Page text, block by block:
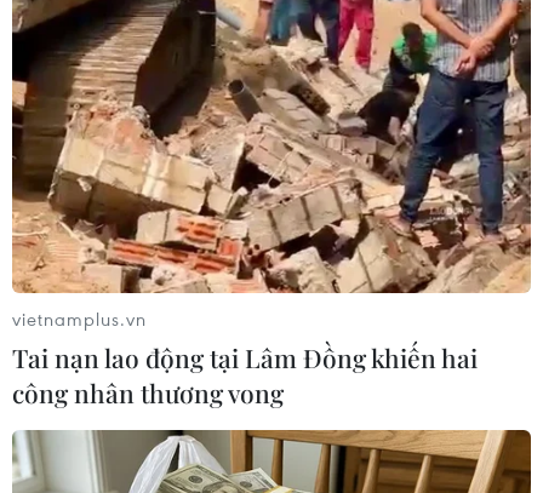
TIN LIÊN QUAN
Bảo đảm chất lượng xăng E10 và quyền lợi
vietnamplus.vn
Tai nạn lao động tại Lâm Đồng khiến hai
công nhân thương vong